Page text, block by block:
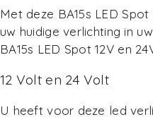
Met deze BA15s LED
uw huidige verlichting in
BA15s LED Spot 12V en
12 Volt en 24 Volt
U heeft voor deze led